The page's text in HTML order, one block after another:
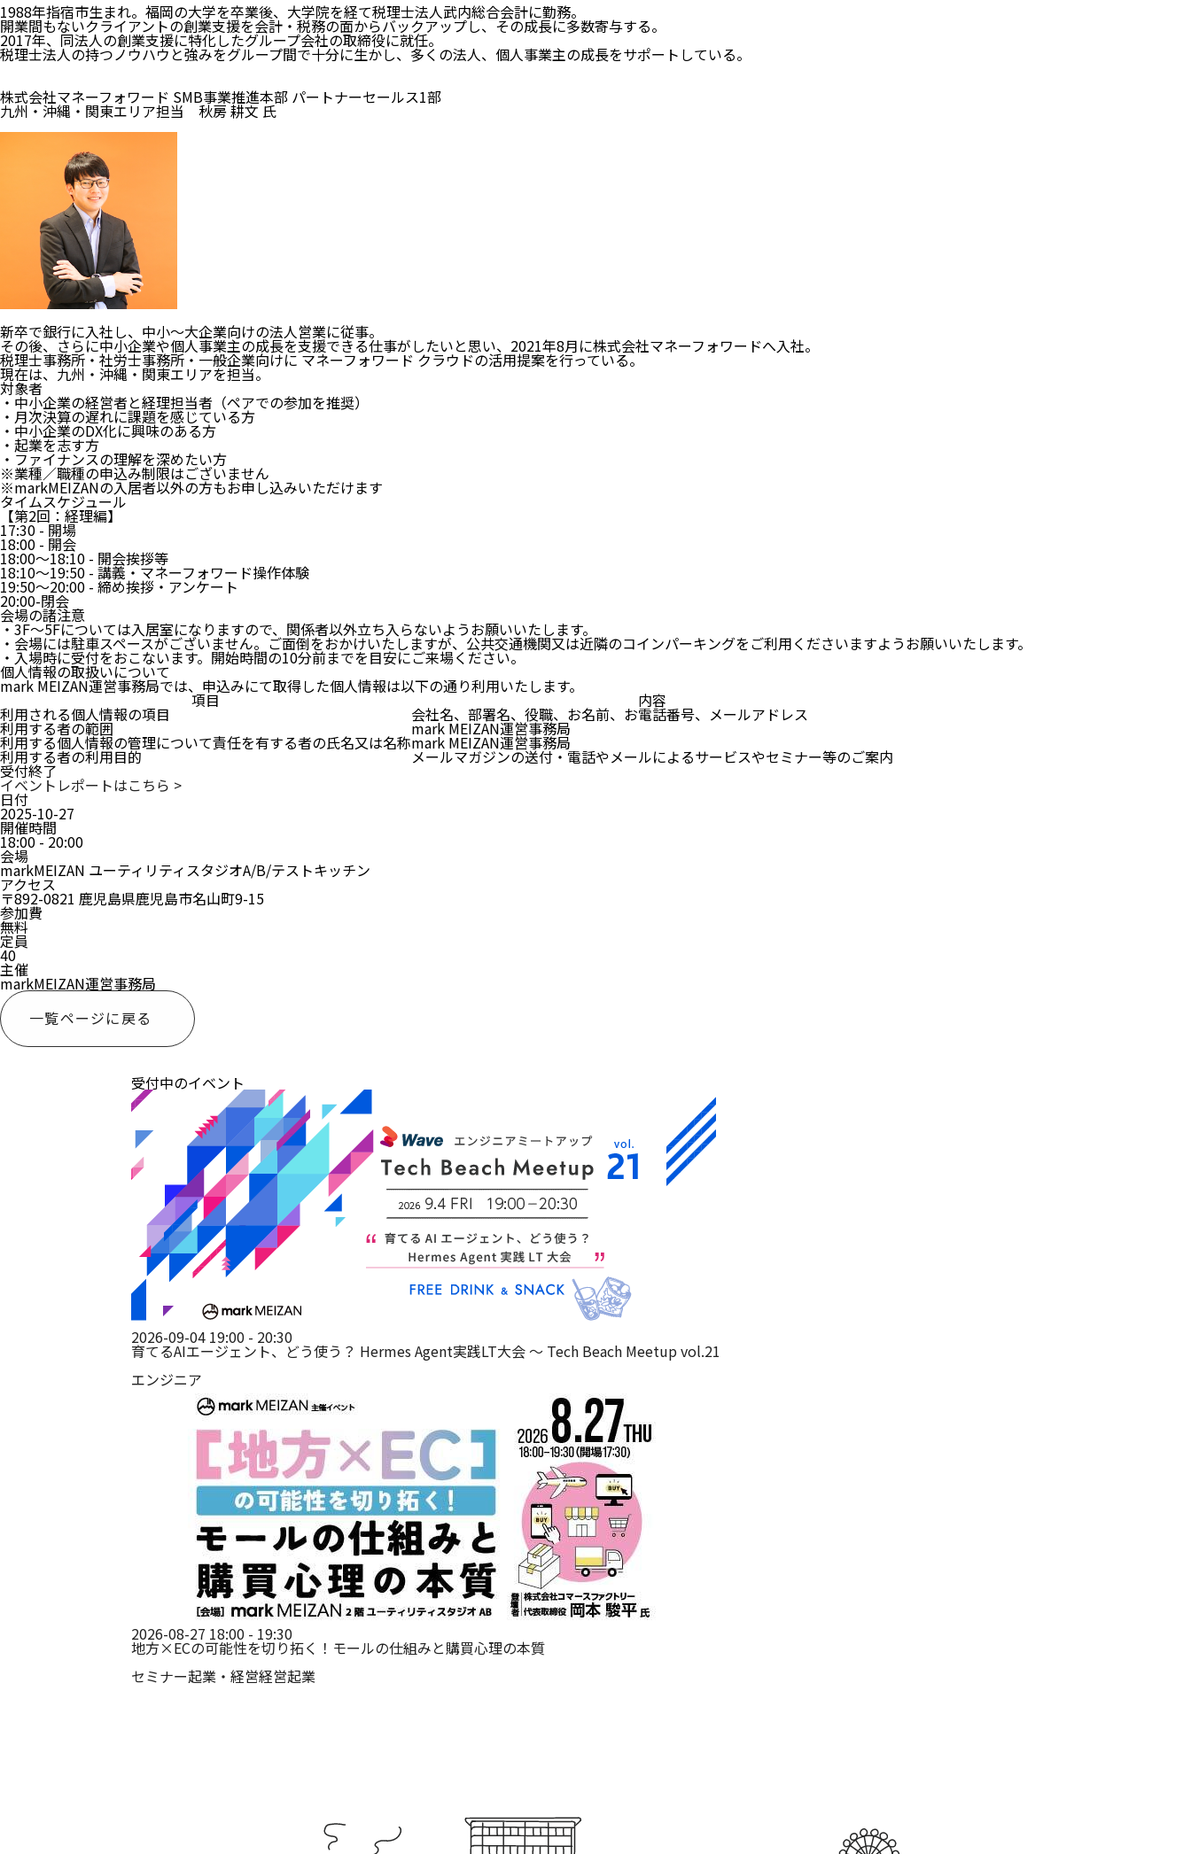
1988年指宿市生まれ。福岡の大学を卒業後、大学院を経て税理士法人武内総合会計に勤務。
開業間もないクライアントの創業支援を会計・税務の面からバックアップし、その成長に多数寄与する。
2017年、同法人の創業支援に特化したグループ会社の取締役に就任。
税理士法人の持つノウハウと強みをグループ間で十分に生かし、多くの法人、個人事業主の成長をサポートしている。
株式会社マネーフォワード SMB事業推進本部 パートナーセールス1部
九州・沖縄・関東エリア担当 秋房 耕文 氏
新卒で銀行に入社し、中小～大企業向けの法人営業に従事。
その後、さらに中小企業や個人事業主の成長を支援できる仕事がしたいと思い、2021年8月に株式会社マネーフォワードへ入社。
税理士事務所・社労士事務所・一般企業向けに マネーフォワード クラウドの活用提案を行っている。
現在は、九州・沖縄・関東エリアを担当。
対象者
・中小企業の経営者と経理担当者（ペアでの参加を推奨）
・月次決算の遅れに課題を感じている方
・中小企業のDX化に興味のある方
・起業を志す方
・ファイナンスの理解を深めたい方
※業種／職種の申込み制限はございません
※markMEIZANの入居者以外の方もお申し込みいただけます
タイムスケジュール
【第2回：経理編】
17:30 - 開場
18:00 - 開会
18:00～18:10 - 開会挨拶等
18:10～19:50 - 講義・マネーフォワード操作体験
19:50～20:00 - 締め挨拶・アンケート
20:00-閉会
会場の諸注意
・3F～5Fについては入居室になりますので、関係者以外立ち入らないようお願いいたします。
・会場には駐車スペースがございません。ご面倒をおかけいたしますが、公共交通機関又は近隣のコインパーキングをご利用くださいますようお願いいたします。
・入場時に受付をおこないます。開始時間の10分前までを目安にご来場ください。
個人情報の取扱いについて
mark MEIZAN運営事務局では、申込みにて取得した個人情報は以下の通り利用いたします。
項目 内容
利用される個人情報の項目 会社名、部署名、役職、お名前、お電話番号、メールアドレス
利用する者の範囲 mark MEIZAN運営事務局
利用する個人情報の管理について責任を有する者の氏名又は名称mark MEIZAN運営事務局
利用する者の利用目的 メールマガジンの送付・電話やメールによるサービスやセミナー等のご案内
受付終了
イベントレポートはこちら >
日付
2025-10-27
開催時間
18:00 - 20:00
会場
markMEIZAN ユーティリティスタジオA/B/テストキッチン
アクセス
〒892-0821 鹿児島県鹿児島市名山町9-15
参加費
無料
定員
40
主催
markMEIZAN運営事務局
一覧ページに戻る
受付中のイベント
2026-09-04 19:00 - 20:30
育てるAIエージェント、どう使う？ Hermes Agent実践LT大会 ～ Tech Beach Meetup vol.21
エンジニア
2026-08-27 18:00 - 19:30
地方×ECの可能性を切り拓く！モールの仕組みと購買心理の本質
セミナー起業・経営経営起業